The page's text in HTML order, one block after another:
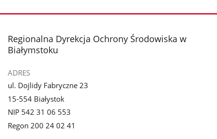
stopka
Regionalna Dyrekcja Ochrony Środowiska w
Białymstoku
ADRES
ul. Dojlidy Fabryczne 23
15-554 Białystok
NIP 542 31 06 553
Regon 200 24 02 41